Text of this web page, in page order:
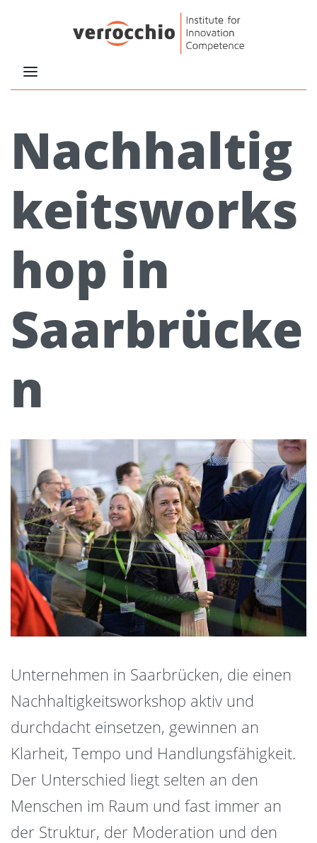
Nachhaltig
keitsworks
hop in
Saarbrücke
n
Unternehmen in Saarbrücken, die einen
Nachhaltigkeitsworkshop aktiv und
durchdacht einsetzen, gewinnen an
Klarheit, Tempo und Handlungsfähigkeit.
Der Unterschied liegt selten an den
Menschen im Raum und fast immer an
der Struktur, der Moderation und den